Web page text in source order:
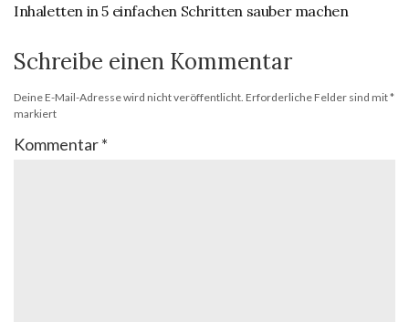
Inhaletten in 5 einfachen Schritten sauber machen
Schreibe einen Kommentar
Deine E-Mail-Adresse wird nicht veröffentlicht. Erforderliche Felder sind mit*
markiert
Kommentar*